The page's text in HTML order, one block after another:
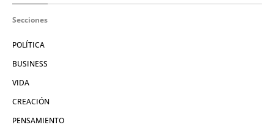
Secciones
POLÍTICA
BUSINESS
VIDA
CREACIÓN
PENSAMIENTO